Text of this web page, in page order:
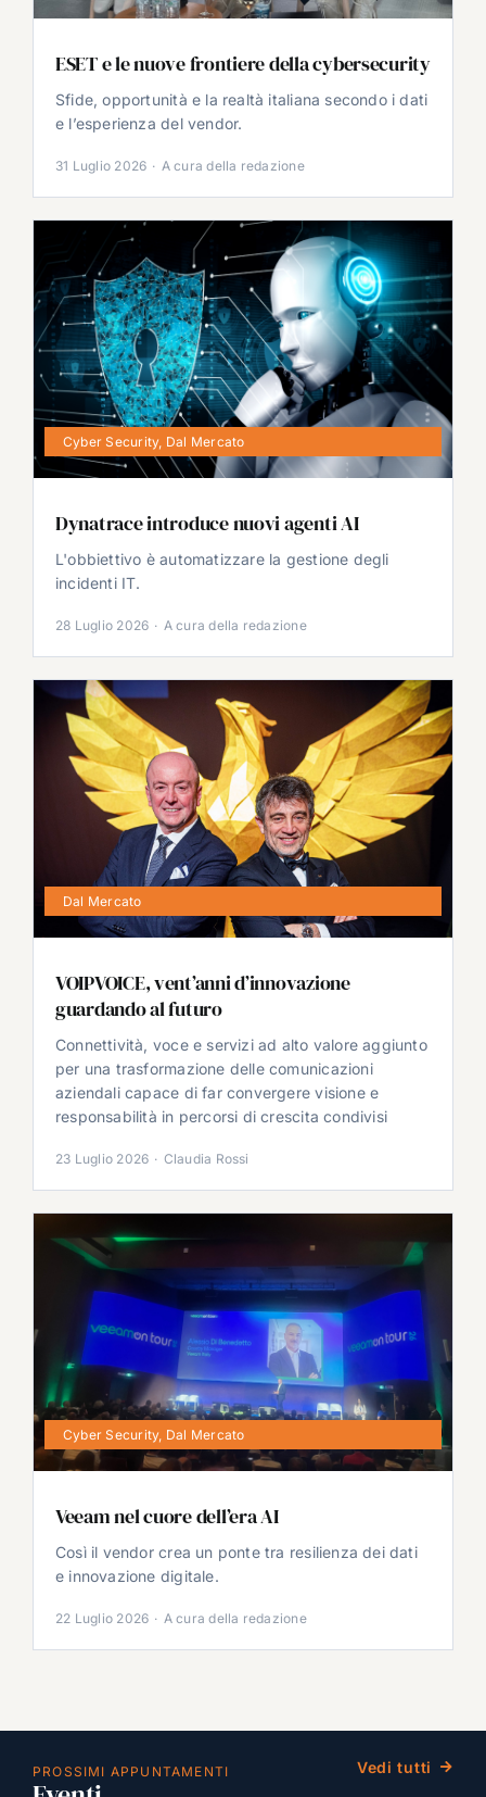
ESET e le nuove frontiere della cybersecurity
Sfide, opportunità e la realtà italiana secondo i dati
e l’esperienza del vendor.
31 Luglio 2026 · A cura della redazione
Cyber Security, Dal Mercato
Dynatrace introduce nuovi agenti AI
L'obbiettivo è automatizzare la gestione degli
incidenti IT.
28 Luglio 2026 · A cura della redazione
Dal Mercato
VOIPVOICE, vent’anni d’innovazione
guardando al futuro
Connettività, voce e servizi ad alto valore aggiunto
per una trasformazione delle comunicazioni
aziendali capace di far convergere visione e
responsabilità in percorsi di crescita condivisi
23 Luglio 2026 · Claudia Rossi
Cyber Security, Dal Mercato
Veeam nel cuore dell’era AI
Così il vendor crea un ponte tra resilienza dei dati
e innovazione digitale.
22 Luglio 2026 · A cura della redazione
PROSSIMI APPUNTAMENTI Vedi tutti